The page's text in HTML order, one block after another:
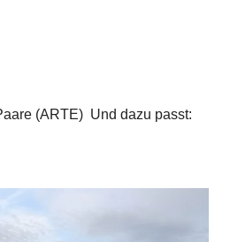
(ARTE) Und dazu passt: